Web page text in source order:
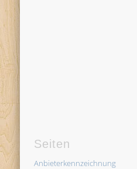
Seiten
Anbieterkennzeichnung